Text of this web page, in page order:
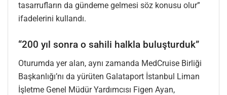
tasarrufların da gündeme gelmesi söz konusu olur”
ifadelerini kullandı.
“200 yıl sonra o sahili halkla buluşturduk”
Oturumda yer alan, aynı zamanda MedCruise Birliği
Başkanlığı’nı da yürüten Galataport İstanbul Liman
İşletme Genel Müdür Yardımcısı Figen Ayan,